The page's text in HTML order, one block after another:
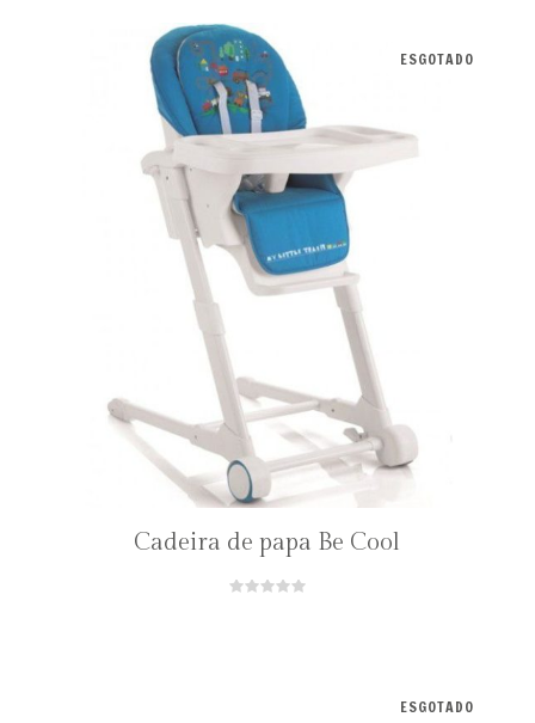
ESGOTADO
Cadeira de papa Be Cool
ESGOTADO